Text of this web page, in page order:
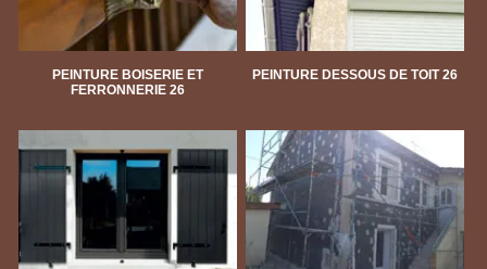
PEINTURE BOISERIE ET
FERRONNERIE 26
PEINTURE DESSOUS DE TOIT 26